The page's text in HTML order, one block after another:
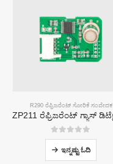
R290 ರೆಫ್ರಿಜರೆಂಟ್ ಸೋರಿಕೆ ಸಂವೇದಕ
05 ರಲ್ಲಿ
ಇನ್ನಷ್ಟು ಓದಿ